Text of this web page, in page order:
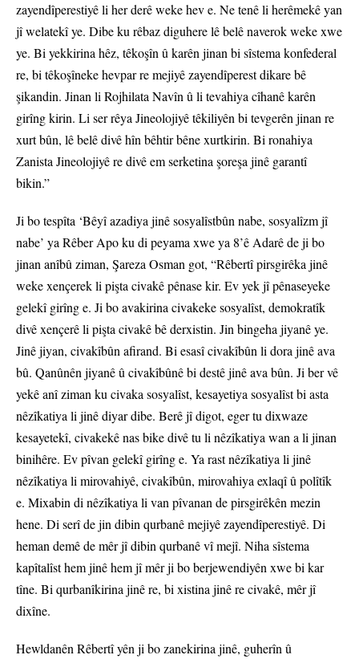
zayendîperestiyê li her derê weke hev e. Ne tenê li herêmekê yan
jî welatekî ye. Dibe ku rêbaz diguhere lê belê naverok weke xwe
ye. Bi yekkirina hêz, têkoşîn û karên jinan bi sîstema konfederal
re, bi têkoşîneke hevpar re mejiyê zayendîperest dikare bê
şikandin. Jinan li Rojhilata Navîn û li tevahiya cîhanê karên
girîng kirin. Li ser rêya Jineolojiyê têkiliyên bi tevgerên jinan re
xurt bûn, lê belê divê hîn bêhtir bêne xurtkirin. Bi ronahiya
Zanista Jineolojiyê re divê em serketina şoreşa jinê garantî
bikin.”
Ji bo tespîta ‘Bêyî azadiya jinê sosyalîstbûn nabe, sosyalîzm jî
nabe’ ya Rêber Apo ku di peyama xwe ya 8’ê Adarê de ji bo
jinan anîbû ziman, Şareza Osman got, “Rêbertî pirsgirêka jinê
weke xençerek li pişta civakê pênase kir. Ev yek jî pênaseyeke
gelekî girîng e. Ji bo avakirina civakeke sosyalîst, demokratîk
divê xençerê li pişta civakê bê derxistin. Jin bingeha jiyanê ye.
Jinê jiyan, civakîbûn afirand. Bi esasî civakîbûn li dora jinê ava
bû. Qanûnên jiyanê û civakîbûnê bi destê jinê ava bûn. Ji ber vê
yekê anî ziman ku civaka sosyalîst, kesayetiya sosyalîst bi asta
nêzîkatiya li jinê diyar dibe. Berê jî digot, eger tu dixwaze
kesayetekî, civakekê nas bike divê tu li nêzîkatiya wan a li jinan
binihêre. Ev pîvan gelekî girîng e. Ya rast nêzîkatiya li jinê
nêzîkatiya li mirovahiyê, civakîbûn, mirovahiya exlaqî û polîtîk
e. Mixabin di nêzîkatiya li van pîvanan de pirsgirêkên mezin
hene. Di serî de jin dibin qurbanê mejiyê zayendîperestiyê. Di
heman demê de mêr jî dibin qurbanê vî mejî. Niha sîstema
kapîtalîst hem jinê hem jî mêr ji bo berjewendiyên xwe bi kar
tîne. Bi qurbanîkirina jinê re, bi xistina jinê re civakê, mêr jî
dixîne.
Hewldanên Rêbertî yên ji bo zanekirina jinê, guherîn û